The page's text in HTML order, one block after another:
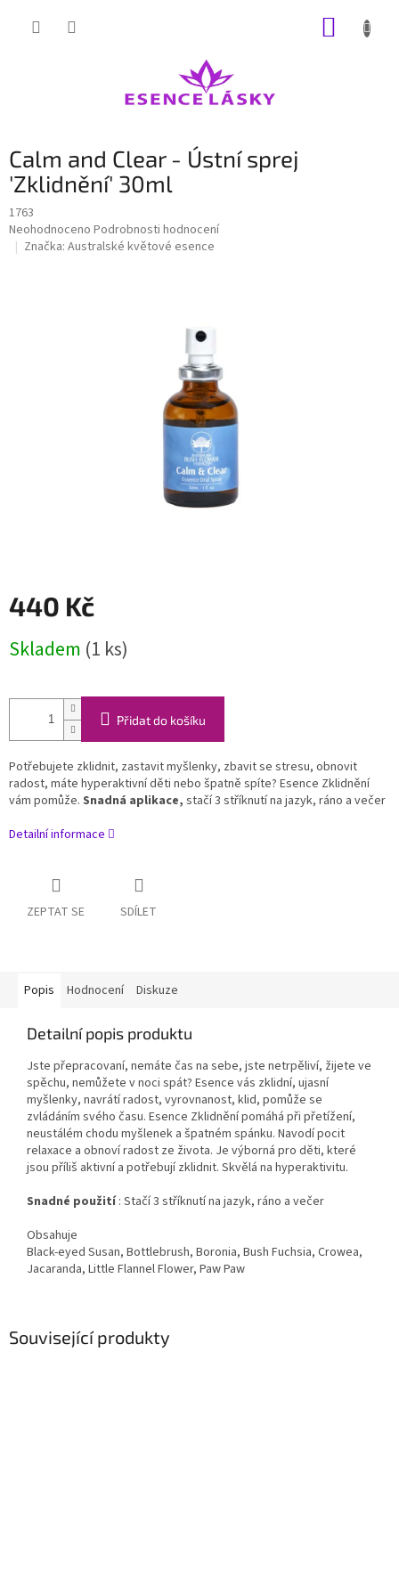
Calm and Clear - Ústní sprej
'Zklidnění' 30ml
1763
Průměrné
hodnocení
Neohodnoceno Podrobnosti hodnocení
Značka: Australské květové esence
440 Kč
cena:
Skladem (1 ks)
Přidat do košíku
Potřebujete zklidnit, zastavit myšlenky, zbavit se stresu, obnovit
radost, máte hyperaktivní děti nebo špatně spíte? Esence Zklidnění
vám pomůže. Snadná aplikace, stačí 3 stříknutí na jazyk, ráno a večer
Detailní informace
ZEPTAT SE SDÍLET
Související produkty
Popis Hodnocení Diskuze
Detailní popis produktu
Jste přepracovaní, nemáte čas na sebe, jste netrpěliví, žijete ve
spěchu, nemůžete v noci spát? Esence vás zklidní, ujasní
myšlenky, navrátí radost, vyrovnanost, klid, pomůže se
zvládáním svého času. Esence Zklidnění pomáhá při přetížení,
neustálém chodu myšlenek a špatném spánku. Navodí pocit
relaxace a obnoví radost ze života. Je výborná pro děti, které
jsou příliš aktivní a potřebují zklidnit. Skvělá na hyperaktivitu.
Snadné použití: Stačí 3 stříknutí na jazyk, ráno a večer
Obsahuje
Black-eyed Susan, Bottlebrush, Boronia, Bush Fuchsia, Crowea,
Jacaranda, Little Flannel Flower, Paw Paw